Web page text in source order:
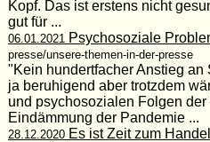
Kopf. Das ist erstens nicht
gut für ...
06.01.2021 Psychosoziale
presse/unsere-themen-in-der-presse
"Kein hundertfacher Anstieg
ja beruhigend aber trotzdem
und psychosozialen Folgen
Eindämmung der Pandemie ...
28.12.2020Es ist Zeit zum